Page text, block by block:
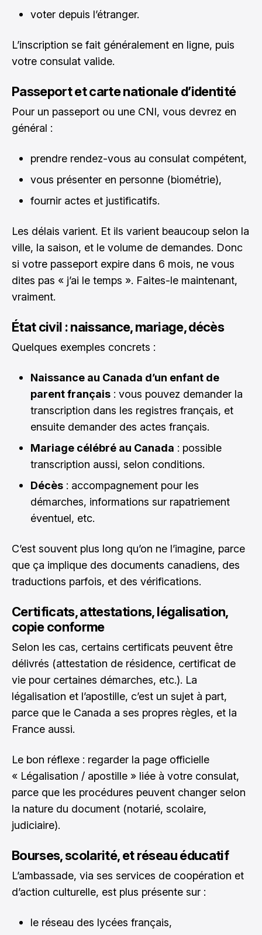
voter depuis l’étranger.
L’inscription se fait généralement en ligne, puis
votre consulat valide.
Passeport et carte nationale d’identité
Pour un passeport ou une CNI, vous devrez en
général :
prendre rendez-vous au consulat compétent,
vous présenter en personne (biométrie),
fournir actes et justificatifs.
Les délais varient. Et ils varient beaucoup selon la
ville, la saison, et le volume de demandes. Donc
si votre passeport expire dans 6 mois, ne vous
dites pas « j’ai le temps ». Faites-le maintenant,
vraiment.
État civil : naissance, mariage, décès
Quelques exemples concrets :
Naissance au Canada d’un enfant de
parent français : vous pouvez demander la
transcription dans les registres français, et
ensuite demander des actes français.
Mariage célébré au Canada : possible
transcription aussi, selon conditions.
Décès : accompagnement pour les
démarches, informations sur rapatriement
éventuel, etc.
C’est souvent plus long qu’on ne l’imagine, parce
que ça implique des documents canadiens, des
traductions parfois, et des vérifications.
Certificats, attestations, légalisation,
copie conforme
Selon les cas, certains certificats peuvent être
délivrés (attestation de résidence, certificat de
vie pour certaines démarches, etc.). La
légalisation et l’apostille, c’est un sujet à part,
parce que le Canada a ses propres règles, et la
France aussi.
Le bon réflexe : regarder la page officielle
« Légalisation / apostille » liée à votre consulat,
parce que les procédures peuvent changer selon
la nature du document (notarié, scolaire,
judiciaire).
Bourses, scolarité, et réseau éducatif
L’ambassade, via ses services de coopération et
d’action culturelle, est plus présente sur :
le réseau des lycées français,